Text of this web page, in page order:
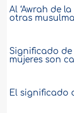
Al ‘Awrah de
otras
Significado
mujeres son
El significado